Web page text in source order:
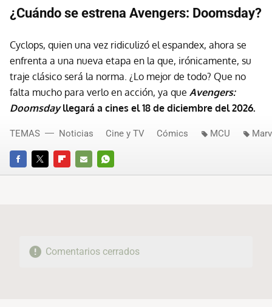
¿Cuándo se estrena Avengers: Doomsday?
Cyclops, quien una vez ridiculizó el espandex, ahora se
enfrenta a una nueva etapa en la que, irónicamente, su
traje clásico será la norma. ¿Lo mejor de todo? Que no
falta mucho para verlo en acción, ya que Avengers:
Doomsdayllegará a cines el 18 de diciembre del 2026.
FACEBOOKTWITTERFLIPBOARD
E-
WHATSAPP
TEMAS Noticias Cine y TV Cómics MCU
Comentarios cerrados